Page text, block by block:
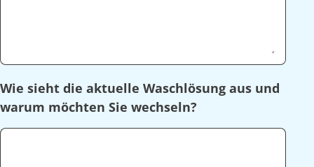
Wie sieht die aktuelle Waschlösung aus und
warum möchten Sie wechseln?